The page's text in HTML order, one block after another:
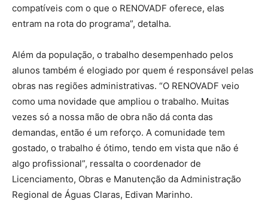
compatíveis com o que o RENOVADF oferece, elas
entram na rota do programa”, detalha.
Além da população, o trabalho desempenhado pelos
alunos também é elogiado por quem é responsável pelas
obras nas regiões administrativas. “O RENOVADF veio
como uma novidade que ampliou o trabalho. Muitas
vezes só a nossa mão de obra não dá conta das
demandas, então é um reforço. A comunidade tem
gostado, o trabalho é ótimo, tendo em vista que não é
algo profissional”, ressalta o coordenador de
Licenciamento, Obras e Manutenção da Administração
Regional de Águas Claras, Edivan Marinho.